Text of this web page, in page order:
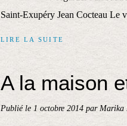
Saint-Exupéry Jean Cocteau Le
LIRE LA SUITE
A la maison
Publié le 1 octobre 2014 par Marika